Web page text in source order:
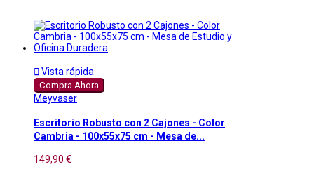
 Vista rápida
Compra Ahora
Meyvaser
Escritorio Robusto con 2 Cajones - Color
Cambria - 100x55x75 cm - Mesa de...
149,90 €